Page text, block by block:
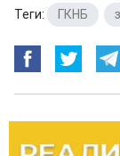
Теги: ГКНБ